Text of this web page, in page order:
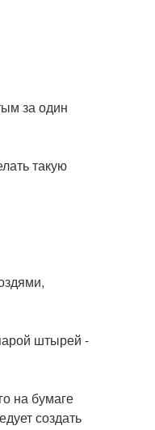
за один
такую
штырей -
на бумаге
создать